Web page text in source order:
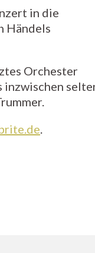
in die
Händels
Orchester
inzwischen
.